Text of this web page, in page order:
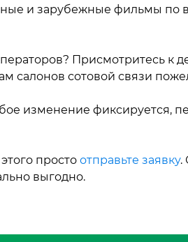
и зарубежные фильмы по
Присмотритесь
салонов сотовой связи
изменение фиксируется,
просто отправьте заявку.
выгодно.